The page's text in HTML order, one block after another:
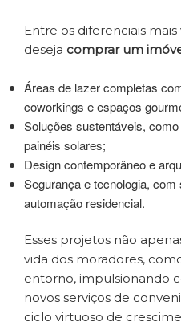
Entre os diferenciais
deseja comprar um
Áreas de lazer completas
coworkings e espaços
Soluções sustentáveis,
painéis solares;
Design contemporâneo e
Segurança e tecnologia,
automação residencial.
Esses projetos não
vida dos moradores,
entorno, impulsionando
novos serviços de
ciclo virtuoso de